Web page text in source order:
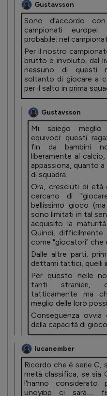
Gustavsson
Sono d'accordo
campionati
probabile; nel
Per il nostro
brutto e involuto, dal
nessuno di questi
soltanto di giocare a
per il salto in prima
Gustavsson
Mi spiego meglio
equivoci: questi
fin da bambini
liberamente al
appassiona, quanto
di squadra.
Ora, cresciuti di età
cercano di
bellissimo gioco
sono limitati in tal
acquisito la
Quindi, difficilmente
come "giocatori" che
Dalle altre parti,
dettami tattici, quelli
Per questo nelle
tanti stranieri,
tatticamente ma
meglio delle loro
Conseguenza
della capacità di
lucanember
Ricordo che è serie C,
metà classifica, se sia
l'hanno considerato
unoyibp ci sarà.....